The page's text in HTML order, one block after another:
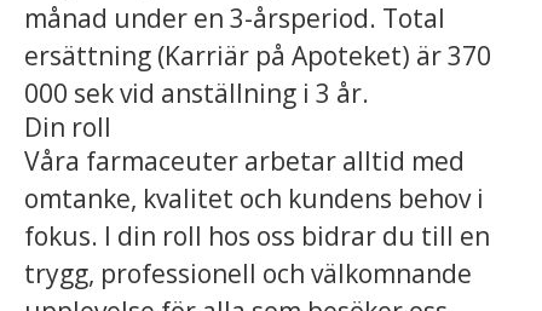
månad under en 3-årsperiod. Total
ersättning (Karriär på Apoteket) är 370
000 sek vid anställning i 3 år.
Din roll
Våra farmaceuter arbetar alltid med
omtanke, kvalitet och kundens behov i
fokus. I din roll hos oss bidrar du till en
trygg, professionell och välkomnande